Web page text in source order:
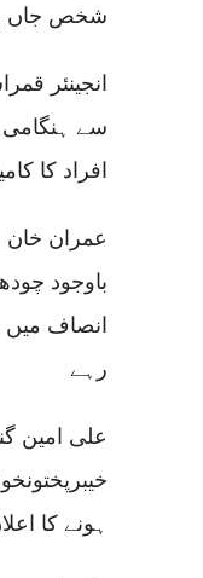
شخص جاں
انجینئر
افراد کا
عمران
باوجود
انصاف
رہے
علی امین
ہونے کا